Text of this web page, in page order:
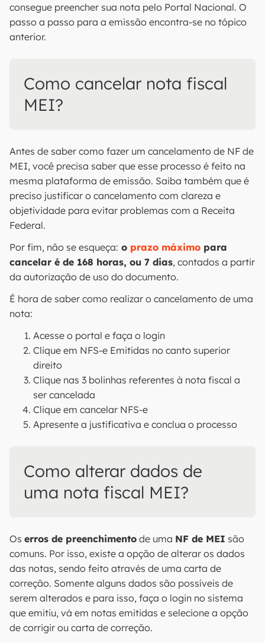
consegue preencher sua nota pelo Portal Nacional. O
passo a passo para a emissão encontra-se no tópico
anterior.
Como cancelar nota fiscal
MEI?
Antes de saber como fazer um cancelamento de NF de
MEI, você precisa saber que esse processo é feito na
mesma plataforma de emissão. Saiba também que é
preciso justificar o cancelamento com clareza e
objetividade para evitar problemas com a Receita
Federal.
Por fim, não se esqueça: o prazo máximo para
cancelar é de 168 horas, ou 7 dias, contados a partir
da autorização de uso do documento.
É hora de saber como realizar o cancelamento de uma
nota:
Acesse o portal e faça o login
Clique em NFS-e Emitidas no canto superior
direito
Clique nas 3 bolinhas referentes à nota fiscal a
ser cancelada
Clique em cancelar NFS-e
Apresente a justificativa e conclua o processo
Como alterar dados de
uma nota fiscal MEI?
Os erros de preenchimento de uma NF de MEI são
comuns. Por isso, existe a opção de alterar os dados
das notas, sendo feito através de uma carta de
correção. Somente alguns dados são possíveis de
serem alterados e para isso, faça o login no sistema
que emitiu, vá em notas emitidas e selecione a opção
de corrigir ou carta de correção.